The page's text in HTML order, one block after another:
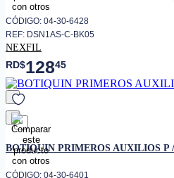
CÓDIGO: 04-30-6428
REF: DSN1AS-C-BK05
NEXFIL
RD$12845
favorito
BOTIQUIN PRIMEROS AUXILIOS P
CÓDIGO: 04-30-6401